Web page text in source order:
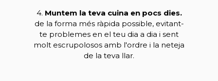
4. Muntem la teva cuina en pocs dies.
de la forma més ràpida possible, evitant-
te problemes en el teu dia a dia i sent
molt escrupolosos amb l'ordre i la neteja
de la teva llar.